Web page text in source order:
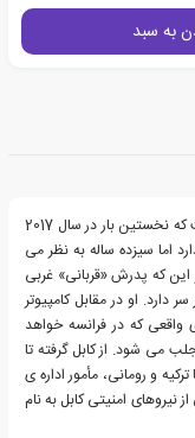
به سبد
کتاب کابل اکسپرس، رمانی نوشته ی سدریک بانل است که نخستین بار در سال 2017
اما سیزده ساله به نظر می
که پدرش «قربانی» غربی
دارد. او در مقابل کامپیوتر
که در فرانسه خواهد
می شود. از کابل گرفته تا
و رومانی، مأمور اداره ی
نیروهای امنیتی کابل به نام